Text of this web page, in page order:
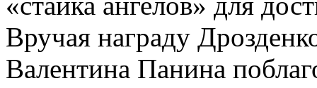
Вручая награду
Валентина Панина